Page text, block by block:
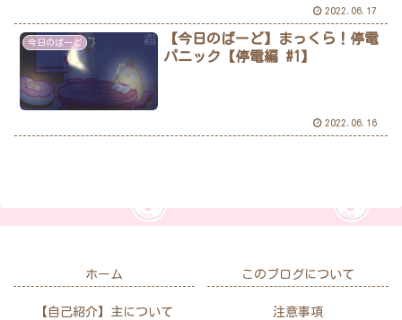
2022.06.17
今日のばーど
【今日のばーど】まっくら！停電
パニック【停電編 #1】
2022.06.16
ホーム このブログについて
【自己紹介】主について 注意事項